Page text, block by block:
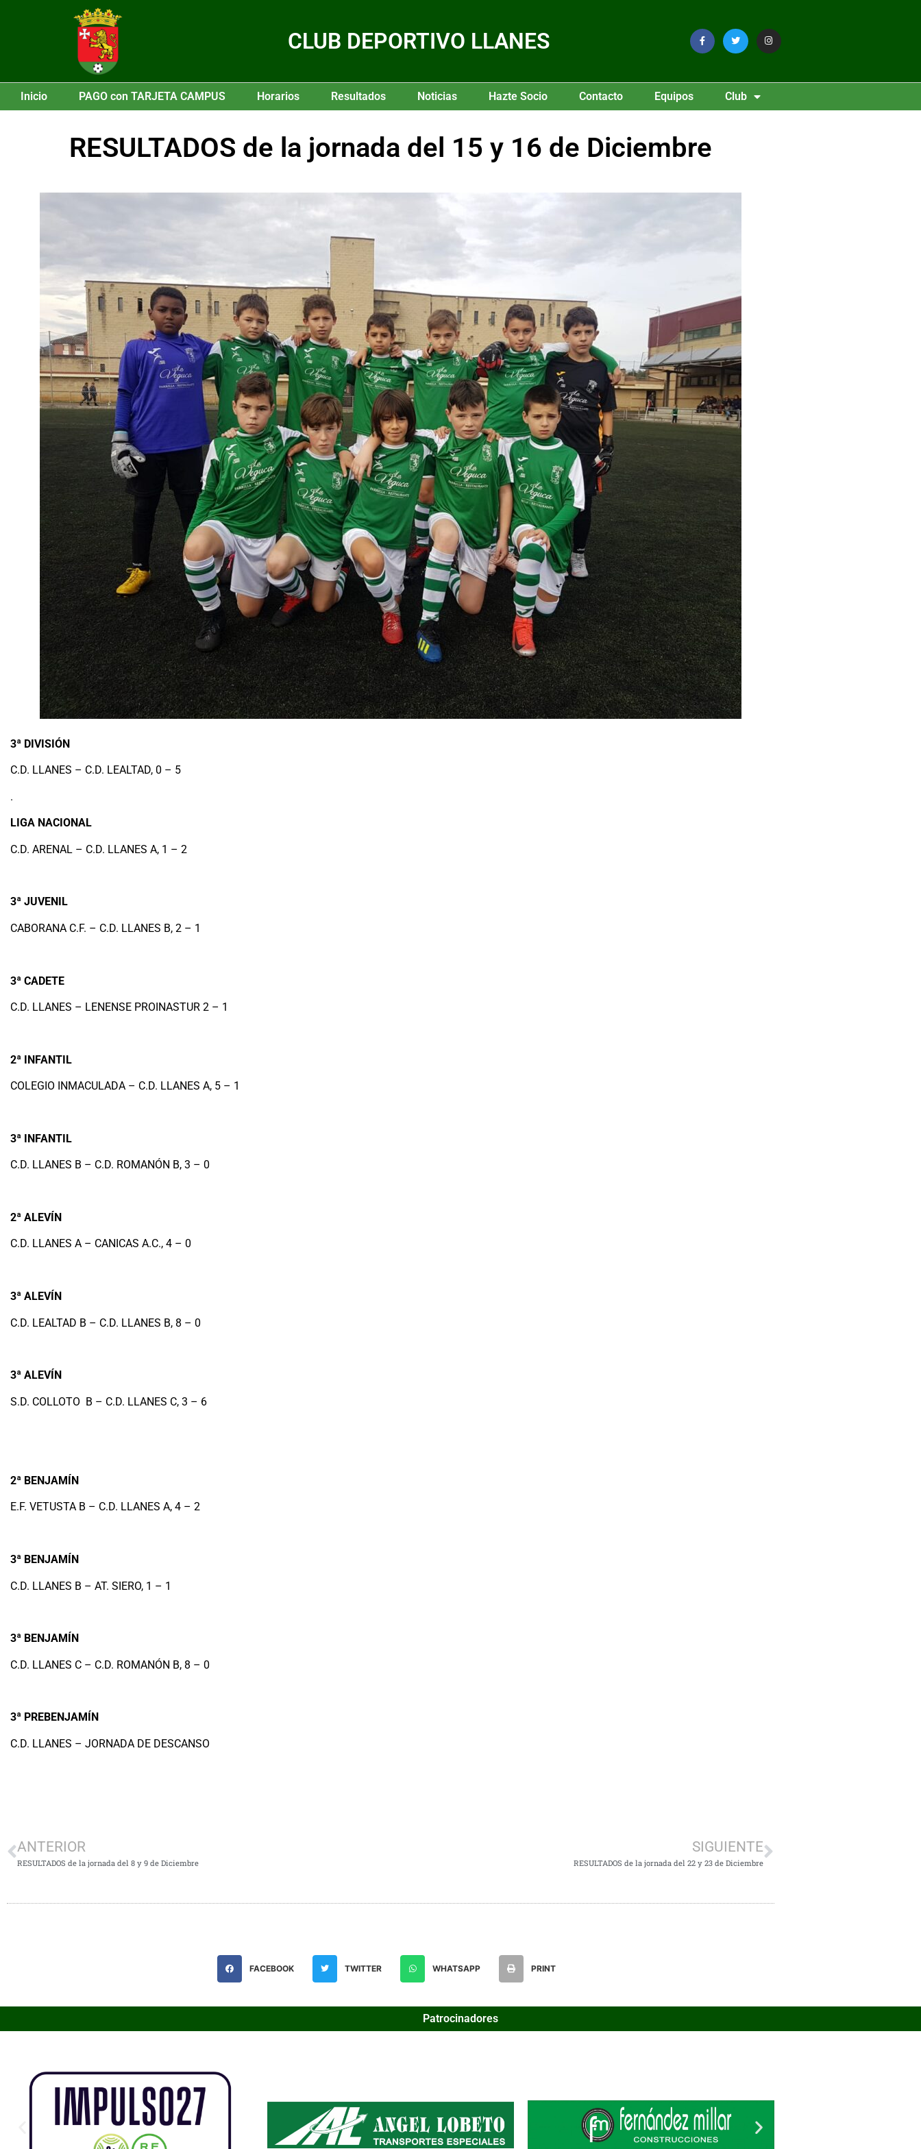
CLUB DEPORTIVO LLANES
Inicio PAGO con TARJETA CAMPUS Horarios Resultados Noticias Hazte Socio Contacto Equipos Club
RESULTADOS de la jornada del 15 y 16 de Diciembre
3ª DIVISIÓN
C.D. LLANES – C.D. LEALTAD, 0 – 5
.
LIGA NACIONAL
C.D. ARENAL – C.D. LLANES A, 1 – 2
3ª JUVENIL
CABORANA C.F. – C.D. LLANES B, 2 – 1
3ª CADETE
C.D. LLANES – LENENSE PROINASTUR 2 – 1
2ª INFANTIL
COLEGIO INMACULADA – C.D. LLANES A, 5 – 1
3ª INFANTIL
C.D. LLANES B – C.D. ROMANÓN B, 3 – 0
2ª ALEVÍN
C.D. LLANES A – CANICAS A.C., 4 – 0
3ª ALEVÍN
C.D. LEALTAD B – C.D. LLANES B, 8 – 0
3ª ALEVÍN
S.D. COLLOTO B – C.D. LLANES C, 3 – 6
2ª BENJAMÍN
E.F. VETUSTA B – C.D. LLANES A, 4 – 2
3ª BENJAMÍN
C.D. LLANES B – AT. SIERO, 1 – 1
3ª BENJAMÍN
C.D. LLANES C – C.D. ROMANÓN B, 8 – 0
3ª PREBENJAMÍN
C.D. LLANES – JORNADA DE DESCANSO
ANTERIOR
RESULTADOS de la jornada del 8 y 9 de Diciembre
SIGUIENTE
RESULTADOS de la jornada del 22 y 23 de Diciembre
FACEBOOK TWITTER WHATSAPP PRINT
Patrocinadores